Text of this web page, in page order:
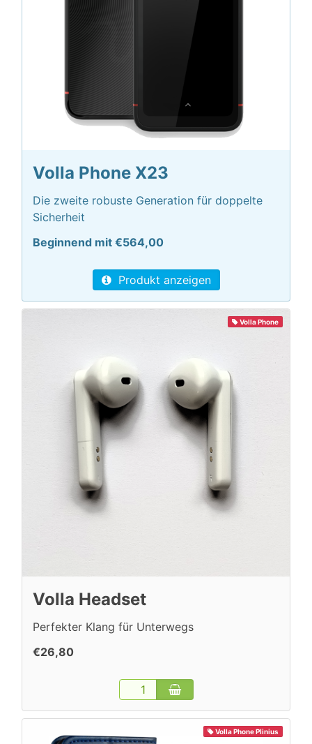
Volla Phone X23
Die zweite robuste Generation für doppelte
Sicherheit
Beginnend mit €564,00
Produkt anzeigen
Volla Phone
Volla Headset
Perfekter Klang für Unterwegs
€26,80
Volla Phone Plinius